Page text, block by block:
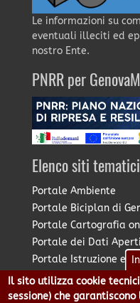
Le informazioni su
eventuali illeciti ed
nostro Ente.
PNRR per
Elenco siti tematici
Portale Ambiente
Portale Biciplan di
Portale Cartografia
Portale dei Dati
Portale Istruzione e
Portale Marketing
Portale Piano
Il sito utilizza cookie
sessione) che